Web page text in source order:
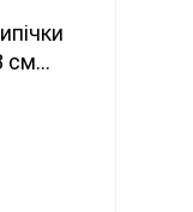
см...